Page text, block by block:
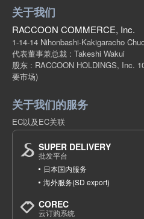
关于我们
RACCOON COMMERCE, Inc.
1-14-14 Nihonbashi-Kakigaracho
代表董事兼总裁 : Takeshi Wakui
股东 : RACCOON HOLDINGS, Inc.
要市场)
关于我们的服务
EC以及EC关联
SUPER DELIVERY
批发平台
日本国内服务
海外服务(SD export)
COREC
云订购系统